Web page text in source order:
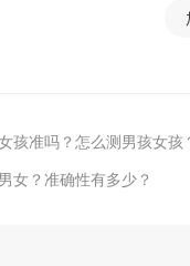
孩准吗？怎么测男孩女孩
女？准确性有多少？